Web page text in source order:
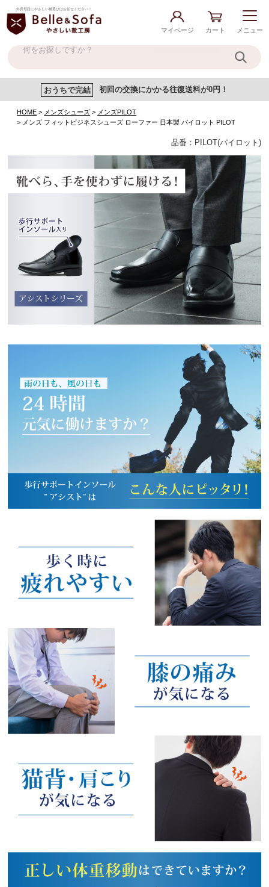
外反母趾にやさしい靴選びはお任せください！
マイページ カート メニュー
おうちで完結 初回の交換にかかる往復送料が0円！
HOME メンズシューズ
メンズPILOT
メンズ フィットビジネスシューズ ローファー 日本製 パイロット PILOT
品番：PILOT(パイロット)